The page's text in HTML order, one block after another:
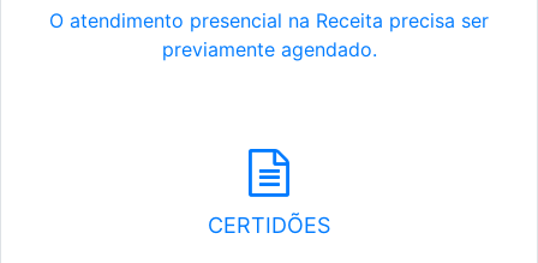
O atendimento presencial na Receita precisa ser
previamente agendado.
CERTIDÕES